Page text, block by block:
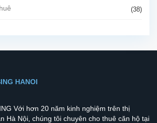
(38)
HANOI
Với hơn 20 năm kinh nghiệm trên thị
Hà Nội, chúng tôi chuyên cho thuê căn hộ tại